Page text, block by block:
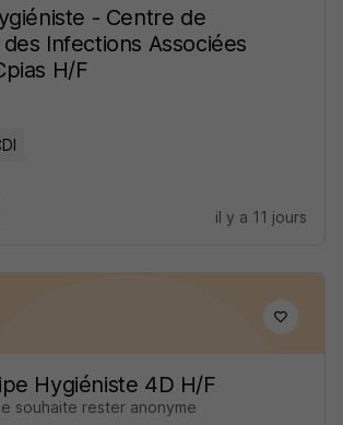
- Centre de
Infections Associées
H/F
il y a 11 jours
Hygiéniste 4D H/F
souhaite rester anonyme